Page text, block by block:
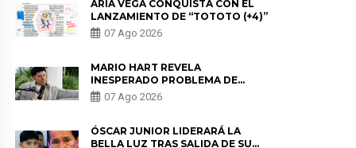
ARIA VEGA CONQUISTA CON EL
LANZAMIENTO DE “TOTOTO (+4)”
07 Ago 2026
MARIO HART REVELA
INESPERADO PROBLEMA DE
SALUD ANTES DE SEPARARSE DE
KORINA: “ME ENCONTRARON UN
07 Ago 2026
ÓSCAR JUNIOR LIDERARÁ LA
BELLA LUZ TRAS SALIDA DE SU